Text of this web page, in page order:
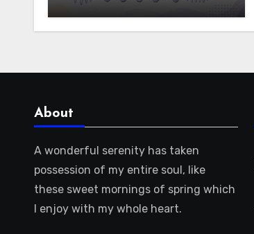
immer noch wichtig sind
About
A wonderful serenity has taken
possession of my entire soul, like
these sweet mornings of spring which
I enjoy with my whole heart.